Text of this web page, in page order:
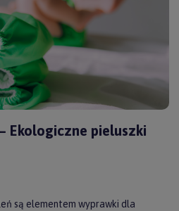
Ekologiczne pieluszki
są elementem wyprawki dla